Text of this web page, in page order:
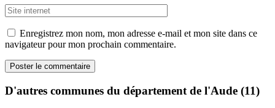
Enregistrez mon nom, mon adresse e-mail et mon site dans ce
navigateur pour mon prochain commentaire.
D'autres communes du département de l'Aude (11)